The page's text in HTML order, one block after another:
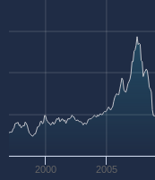
2000 2005